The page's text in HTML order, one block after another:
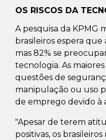
OS RISCOS DA
A pesquisa da KPMG
brasileiros espera
mas 82% se
tecnologia. As
questões de
manipulação ou uso
de emprego devido à
"Apesar de terem
positivas, os